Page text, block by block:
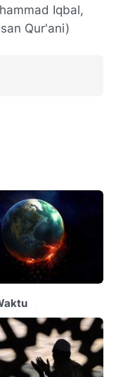
Iqbal,
Qur'ani)